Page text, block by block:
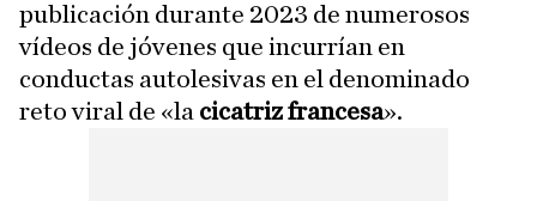
publicación durante 2023 de numerosos
vídeos de jóvenes que incurrían en
conductas autolesivas en el denominado
reto viral de «la cicatriz francesa».